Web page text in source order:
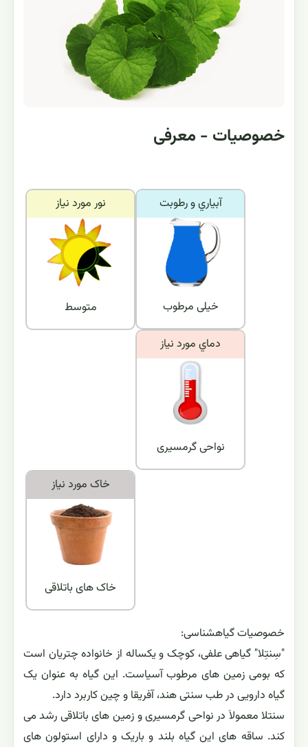
خصوصیات - معرفی
نور مورد نياز
متوسط
آبياري و رطوبت
خیلی مرطوب
دماي مورد نياز
نواحی گرمسیری
خاک مورد نياز
خاک های باتلاقی
خصوصیات گیاهشناسی:
"سِنتِلا" گیاهی علفی، کوچک و یکساله از خانواده چتریان است
که بومی زمین های مرطوب آسیاست. این گیاه به عنوان یک
گیاه دارویی در طب سنتی هند، آفریقا و چین کاربرد دارد.
سنتلا معمولاَ در نواحی گرمسیری و زمین های باتلاقی رشد می
کند. ساقه های این گیاه بلند و باریک و دارای استولون های